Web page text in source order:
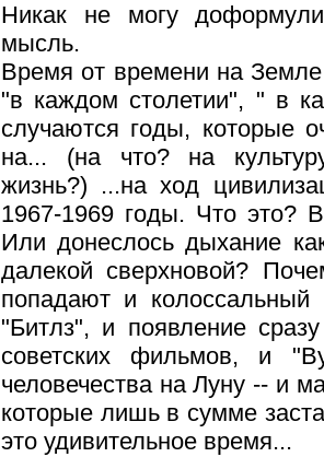
Никак не могу
мысль.
Время от времени на Земле
"в каждом столетии", " в
случаются годы, которые
на... (на что? на
жизнь?) ...на ход
1967-1969 годы. Что это?
Или донеслось дыхание
далекой сверхновой?
попадают и колоссальный
"Битлз", и появление
советских фильмов, и
человечества на Луну -- и
которые лишь в сумме
это удивительное время...